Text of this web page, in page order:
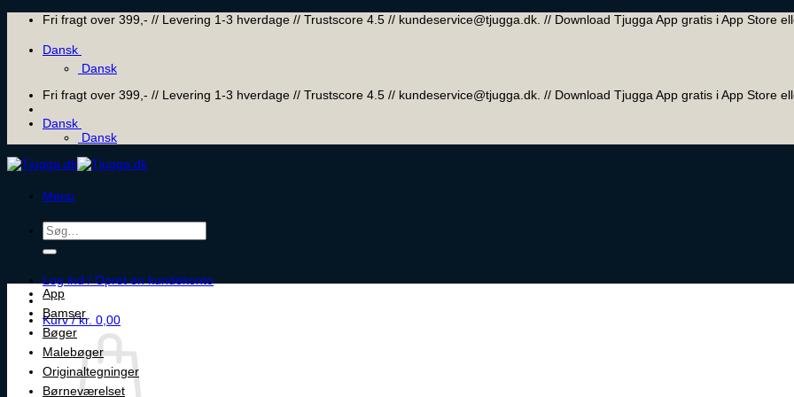
Skip
content
Fri fragt over 399,- // Levering 1-3 hverdage // Trustscore 4.5 // kundeservice@tjugga.dk. // Download Tjugga App gratis i App Store
Dansk
Dansk
Fri fragt over 399,- // Levering 1-3 hverdage // Trustscore 4.5 // kundeservice@tjugga.dk. // Download Tjugga App gratis i App Store
Dansk
Dansk
Menu
Søg
efter:
Log ind / Opret en kundekonto
Kurv /kr. 0,00
App
Bamser
Bøger
Malebøger
Originaltegninger
Børneværelset